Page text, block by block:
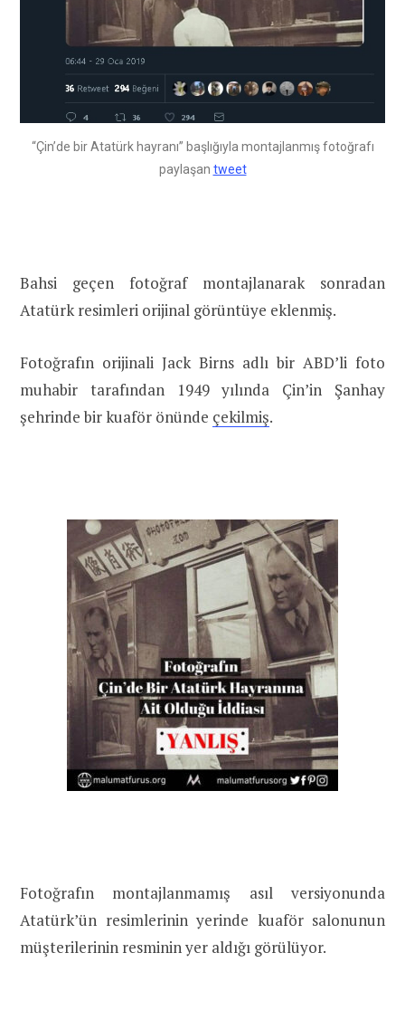
“Çin’de bir Atatürk hayranı” başlığıyla montajlanmış fotoğrafı
paylaşan tweet
Bahsi geçen fotoğraf montajlanarak sonradan
Atatürk resimleri orijinal görüntüye eklenmiş.
Fotoğrafın orijinali Jack Birns adlı bir ABD’li foto
muhabir tarafından 1949 yılında Çin’in Şanhay
şehrinde bir kuaför önünde çekilmiş.
Fotoğrafın montajlanmamış asıl versiyonunda
Atatürk’ün resimlerinin yerinde kuaför salonunun
müşterilerinin resminin yer aldığı görülüyor.